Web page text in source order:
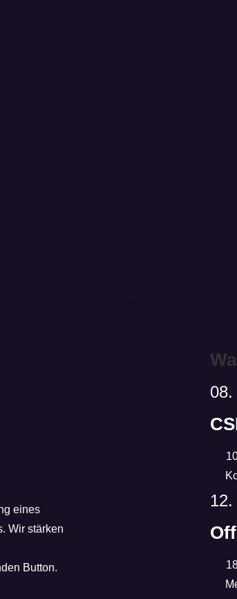
eines
Wir stärken
Button.
08.
12.